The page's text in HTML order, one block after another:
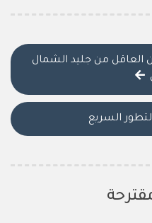
العاقل من جليد الشمال
السريع